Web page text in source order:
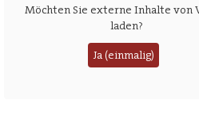
Möchten Sie externe Inhalte von
laden?
Ja (einmalig)